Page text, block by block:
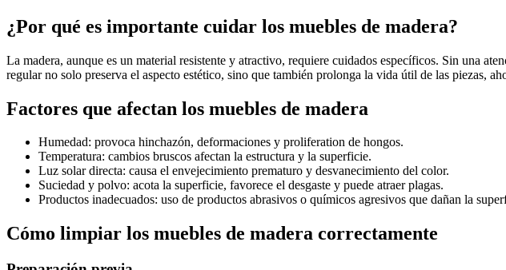
¿Por qué es importante cuidar los muebles de madera?
La madera, aunque es un material resistente y atractivo, requiere cuidados específicos. Sin una
regular no solo preserva el aspecto estético, sino que también prolonga la vida útil de las piezas,
Factores que afectan los muebles de madera
Humedad: provoca hinchazón, deformaciones y proliferation de hongos.
Temperatura: cambios bruscos afectan la estructura y la superficie.
Luz solar directa: causa el envejecimiento prematuro y desvanecimiento del color.
Suciedad y polvo: acota la superficie, favorece el desgaste y puede atraer plagas.
Productos inadecuados: uso de productos abrasivos o químicos agresivos que dañan la
Cómo limpiar los muebles de madera correctamente